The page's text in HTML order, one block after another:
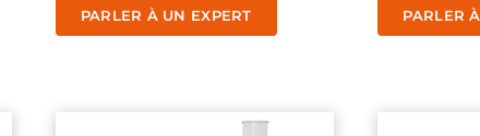
PARLER À UN EXPERT PARLER